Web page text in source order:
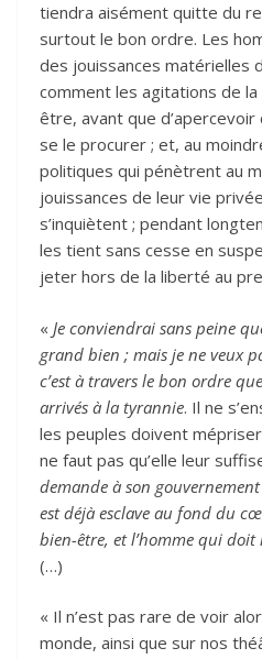
tiendra aisément quitte du
surtout le bon ordre. Les
des jouissances matérielles
comment les agitations de
être, avant que
se le procurer ; et, au
politiques qui pénètrent au
jouissances de leur vie
s’inquiètent ; pendant
les tient sans cesse en
jeter hors de la liberté au
« Je conviendrai sans peine
grand bien ; mais je ne veux
c’est à travers le bon ordre
arrivés à la tyrannie. Il ne
les peuples doivent
ne faut pas qu’elle leur
demande à son
est déjà esclave au fond du
bien-être, et l’homme qui
(…)
« Il n’est pas rare de voir
monde, ainsi que sur nos